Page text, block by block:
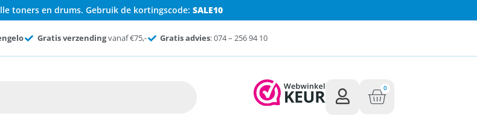
toners en drums. Gebruik de kortingscode: SALE10
Gratis verzendingvanaf €75,- Gratis advies: 074 – 256 94 10
0